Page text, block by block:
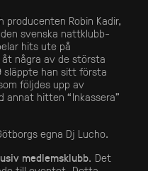
producenten Robin Kadir,
svenska nattklubb-
hits ute på
några av de största
släppte han sitt första
följdes upp av
annat hitten “Inkassera”
egna Dj Lucho.
medlemsklubb. Det